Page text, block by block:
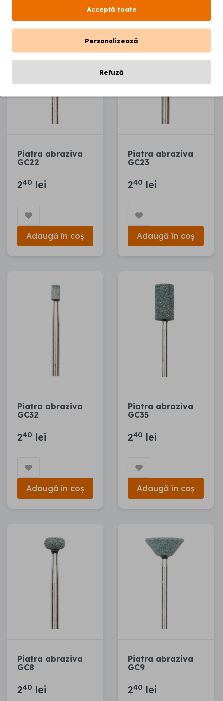
Piatra abraziva
GC22
240 lei
Adaugă în coș
Piatra abraziva
GC23
240 lei
Adaugă în coș
Piatra abraziva
GC32
240 lei
Adaugă în coș
Piatra abraziva
GC35
240 lei
Adaugă în coș
Piatra abraziva
GC8
240 lei
Piatra abraziva
GC9
240 lei
Acceptă toate
Personalizează
Refuză